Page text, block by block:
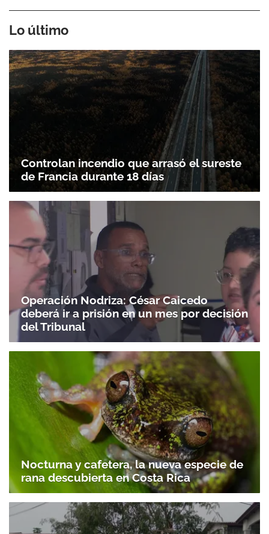
Lo último
Controlan incendio que arrasó el sureste
de Francia durante 18 días
Operación Nodriza: César Caicedo
deberá ir a prisión en un mes por decisión
del Tribunal
Nocturna y cafetera, la nueva especie de
rana descubierta en Costa Rica